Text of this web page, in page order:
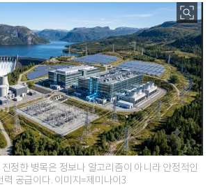
정한 병목은 정보나 알고리즘이 아니라 안정적인
력 공급이다. 이미지=제미나이3